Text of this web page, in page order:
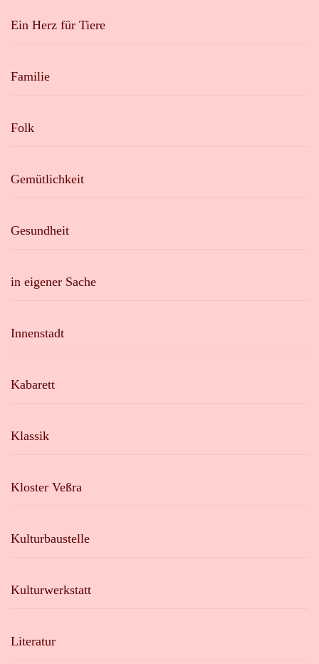
Ein Herz für Tiere
Familie
Folk
Gemütlichkeit
Gesundheit
in eigener Sache
Innenstadt
Kabarett
Klassik
Kloster Veßra
Kulturbaustelle
Kulturwerkstatt
Literatur